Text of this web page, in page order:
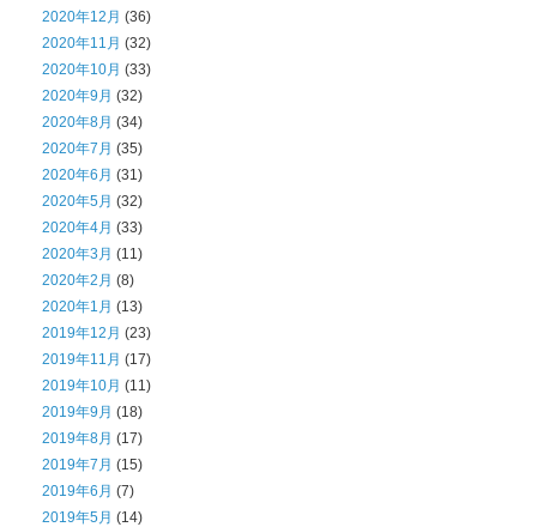
2020年12月 (36)
2020年11月 (32)
2020年10月 (33)
2020年9月 (32)
2020年8月 (34)
2020年7月 (35)
2020年6月 (31)
2020年5月 (32)
2020年4月 (33)
2020年3月 (11)
2020年2月 (8)
2020年1月 (13)
2019年12月 (23)
2019年11月 (17)
2019年10月 (11)
2019年9月 (18)
2019年8月 (17)
2019年7月 (15)
2019年6月 (7)
2019年5月 (14)